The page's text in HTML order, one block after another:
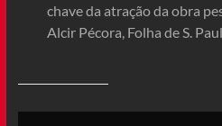
chave da atração da obra
Alcir Pécora, Folha de S.